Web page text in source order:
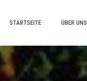
STARTSEITE ÜBER UNS